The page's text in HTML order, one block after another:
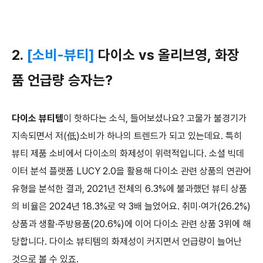
2. [소비-뷰티] 다이소 vs 올리브영, 화장
품 언급량 승자는?
다이소 뷰티템이 핫하다는 소식, 들어보셨나요? 고물가 불경기가
지속되면서 저(低)소비가 하나의 트렌드가 되고 있는데요. 특히
뷰티 제품 소비에서 다이소의 화제성이 위력적입니다. 소셜 빅데
이터 분석 플랫폼 LUCY 2.0을 활용해 다이소 관련 상품의 연관어
유형을 분석한 결과, 2021년 전체의 6.3%에 불과했던 뷰티 상품
의 비율은 2024년 18.3%로 약 3배 늘었어요. 취미·여가(26.2%)
상품과 생활·주방용품(20.6%)에 이어 다이소 관련 상품 3위에 해
당합니다. 다이소 뷰티템의 화제성이 커지면서 언급량이 늘어난
것으로 볼 수 있죠.